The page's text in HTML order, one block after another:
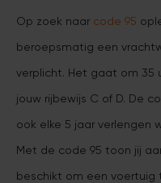
Op zoek naar code 95
beroepsmatig een
verplicht. Het gaat om 35
jouw rijbewijs C of D. De
ook elke 5 jaar verlengen
Met de code 95 toon jij
beschikt om een voertuig